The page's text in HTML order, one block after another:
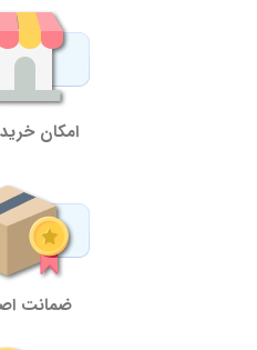
امکان
ضمانت